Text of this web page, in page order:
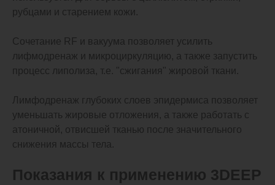
рубцами и старением кожи.
Сочетание RF и вакуума позволяет усилить
лифмодренаж и микроциркуляцию, а также запустить
процесс липолиза, т.е. "сжигания" жировой ткани.
Лимфодренаж глубоких слоев эпидермиса позволяет
уменьшать жировые отложения, а также работать с
атоничной, отвисшей тканью после значительного
снижения массы тела.
Показания к применению 3DEEP